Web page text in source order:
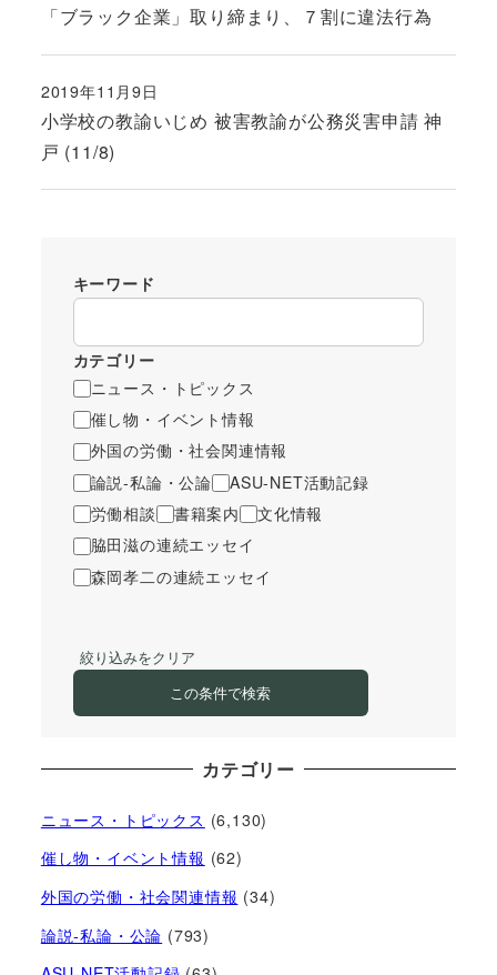
「ブラック企業」取り締まり、７割に違法行為
小学校の教諭いじめ 被害教諭が公務災害申請 神
戸 (11/8)
投稿日
2019年11月9日
キーワード
カテゴリー
ニュース・トピックス
催し物・イベント情報
外国の労働・社会関連情報
論説-私論・公論
ASU-NET活動記録
労働相談
書籍案内
文化情報
脇田滋の連続エッセイ
森岡孝二の連続エッセイ
絞り込みをクリア
この条件で検索
カテゴリー
ニュース・トピックス (6,130)
催し物・イベント情報 (62)
外国の労働・社会関連情報 (34)
論説-私論・公論 (793)